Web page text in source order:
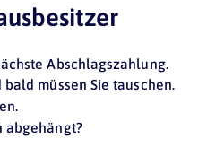
Abschlagszahlung.
bald müssen Sie tauschen.
abgehängt?